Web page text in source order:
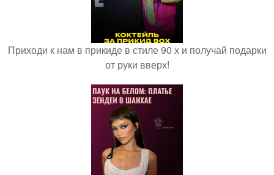
Приходи к нам в прикиде в стиле 90 х и получай подарки
от руки вверх!